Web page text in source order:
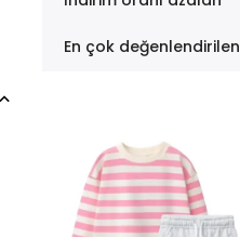
En çok değenlendirilen